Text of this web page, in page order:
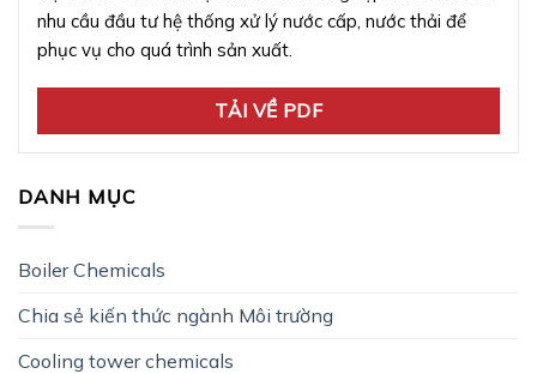
nhu cầu đầu tư hệ thống xử lý nước cấp, nước thải để
phục vụ cho quá trình sản xuất.
TẢI VỀ PDF
DANH MỤC
Boiler Chemicals
Chia sẻ kiến thức ngành Môi trường
Cooling tower chemicals